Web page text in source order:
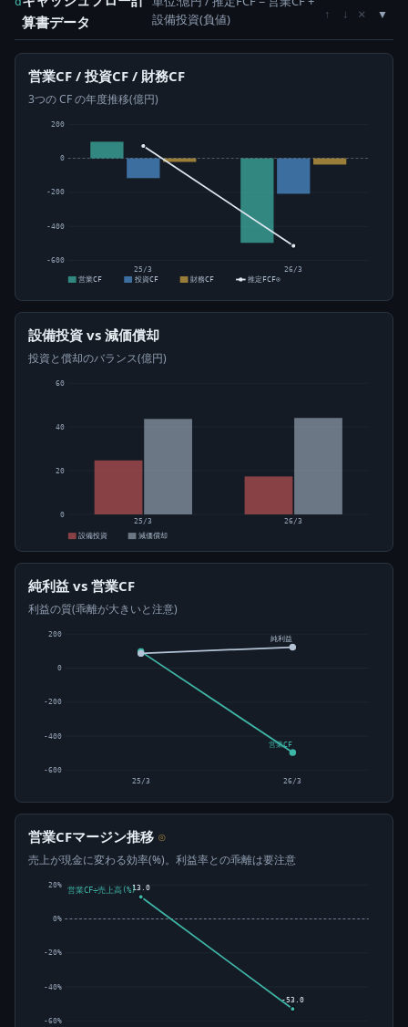
算書データ
設備投資(負値)
↑ ↓ ×
営業CF / 投資CF / 財務CF
3つの CF の年度推移(億円)
-600
-400
-200
0
200
25/3
26/3
営業CF
投資CF 財務CF 推定FCF⊙
設備投資 vs 減価償却
投資と償却のバランス(億円)
0
20
40
60
25/3
26/3
設備投資
減価償却
純利益 vs 営業CF
利益の質(乖離が大きいと注意)
-600
-400
-200
0
200
営業CF
純利益
25/3 26/3
営業CFマージン推移 ⊙
売上が現金に変わる効率(%)。利益率との乖離は要注意
-60%
-40%
-20%
0%
20% 13.0
-53.0
営業CF÷売上高(%)